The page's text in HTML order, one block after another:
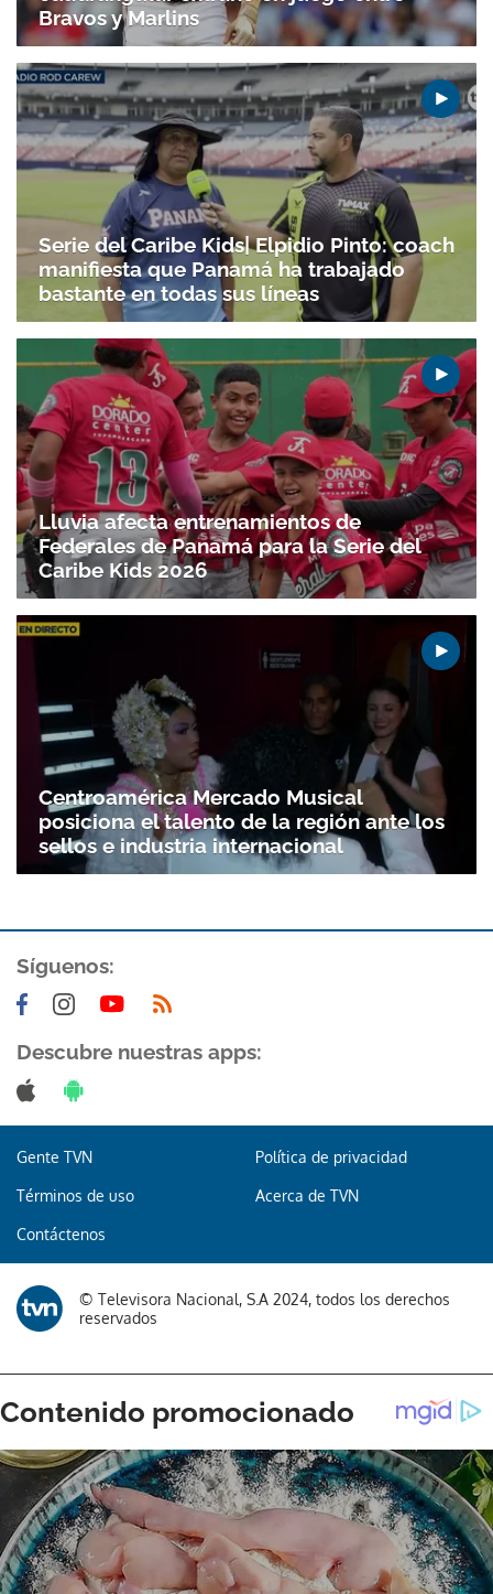
Gracias por suscribirte a nuestro boletín.
ACEPTAR
Bravos y Marlins
Serie del Caribe Kids| Elpidio Pinto: coach
manifiesta que Panamá ha trabajado
bastante en todas sus líneas
Lluvia afecta entrenamientos de
Federales de Panamá para la Serie del
Caribe Kids 2026
Centroamérica Mercado Musical
posiciona el talento de la región ante los
sellos e industria internacional
Síguenos:
Descubre nuestras apps:
Gente TVN Política de privacidad
Términos de uso Acerca de TVN
Contáctenos
© Televisora Nacional, S.A 2024, todos los derechos
reservados